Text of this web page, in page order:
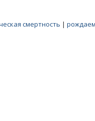
смертность |